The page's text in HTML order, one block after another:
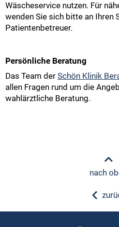
Wäscheservice nutzen. Für
wenden Sie sich bitte an Ihren
Patientenbetreuer.
Persönliche Beratung
Das Team derSchön Klinik
allen Fragen rund um die
wahlärztliche Beratung.
nach